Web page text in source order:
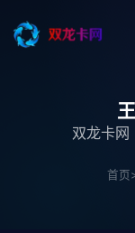
双龙卡网
首页